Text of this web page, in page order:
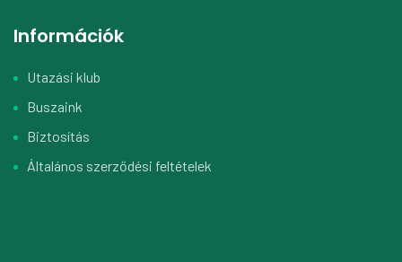
Információk
Utazási klub
Buszaink
Biztosítás
Általános szerződési feltételek